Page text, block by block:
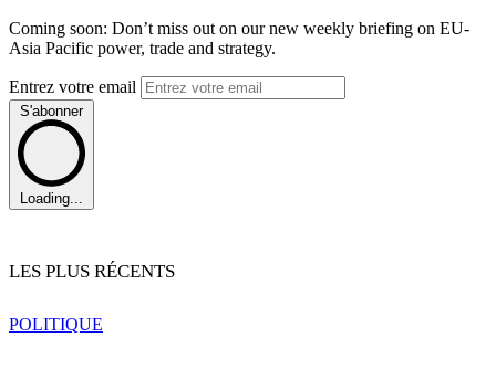
Coming soon: Don’t miss out on our new weekly briefing on EU-
Asia Pacific power, trade and strategy.
Entrez votre email
S'abonner
Loading...
LES PLUS RÉCENTS
POLITIQUE